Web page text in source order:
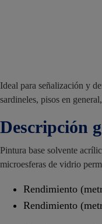
Ideal para señalización y
sardineles, pisos en
Descripción
Pintura base solvente
microesferas de vidrio
Rendimiento
Rendimiento